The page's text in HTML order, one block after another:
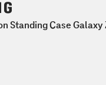
Standing Case Galaxy